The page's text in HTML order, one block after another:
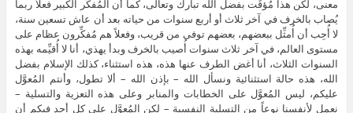
معنى، لكن هذا مُؤقَت بفضل الله تبارك وتعالى، كما أن المُفكِّر الكبير فعلاً ربما
يُصاب بالخرف في آخر ثلاث أو أربع سنوات من حياته بعد أن عاش تسعين سنة،
لا أُحِب أن أُمثِّل ببعضهم، بعضهم توفى من قريب، وفعلاً هم مُفكِّرون عظام على
مستوى العالم، في آخر ثلاث سنوات أُصيب بالخرف وبدأ يهذي، أنا لا أُقيِّمه بهذه
السنوات الثلاث، أنا أغض الطرف عنها هذه، هذه استثناء، كذلك الإسلام بفضل
الله، هذه حالة استثنائية ونسأل الله – بإذن الله – ألا تطول، وأنتم المُعوَّل
عليكم، ليس المُعوَّل على الخطابات والمنابر وعلى هذه التعزية والتسلية –
نعمل لأنفسنا نوعاً من التسلية النفسية – لكن المُعوَّل على كل أحد فيكم أن